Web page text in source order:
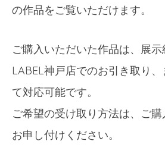
の作品をご覧いただけます。
ご購入いただいた作品は、展
LABEL神戸店でのお引き取り
て対応可能です。
ご希望の受け取り方法は、ご
お申し付けください。